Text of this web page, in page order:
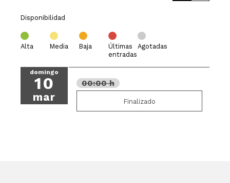
Disponibilidad
Alta Media Baja
Últimas
entradas
Agotadas
domingo
10
mar
00:00 h
Finalizado